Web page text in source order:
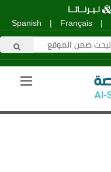
لـيـرنــاتــا
|
Français
|
Spanish